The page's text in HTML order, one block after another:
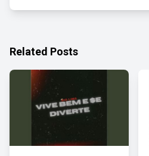
Related Posts